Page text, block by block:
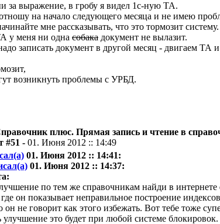
за выражение, в гробу я видел 1с-ную ТА.
на начало следующего месяца и не имею
мне рассказывать, что это тормозит
у меня ни одна собака документ не вылазит.
записать документ в другой месяц - двигаем ТА и
возникнуть проблемы с УРБД.
плюс. Прямая запись и чтение в
#51 - 01. Июня 2012 :: 14:49
01. Июня 2012 :: 14:41:
01. Июня 2012 :: 14:37:
по тем же справочникам найди в интернете
он показывает неправильное построение
он не говорит как этого избежать. Вот тебе тоже
улучшение это будет при любой системе блокировок.